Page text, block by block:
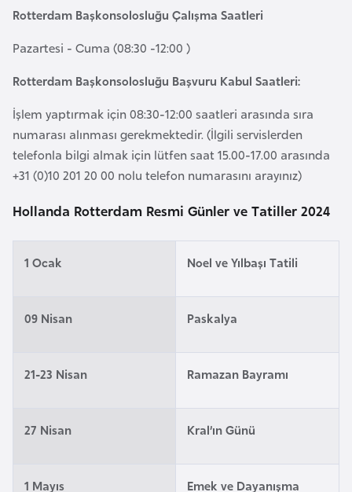
Rotterdam Başkonsolosluğu Çalışma Saatleri
Pazartesi - Cuma (08:30 -12:00 )
Rotterdam Başkonsolosluğu Başvuru Kabul Saatleri:
İşlem yaptırmak için 08:30-12:00 saatleri arasında sıra
numarası alınması gerekmektedir. (İlgili servislerden
telefonla bilgi almak için lütfen saat 15.00-17.00 arasında
+31 (0)10 201 20 00 nolu telefon numarasını arayınız)
Hollanda Rotterdam Resmi Günler ve Tatiller 2024
1 Ocak Noel ve Yılbaşı Tatili
09 Nisan Paskalya
21-23 Nisan Ramazan Bayramı
27 Nisan Kral’ın Günü
1 Mayıs Emek ve Dayanışma
d
ş
e
l
a
r
s
B
ç
k
B